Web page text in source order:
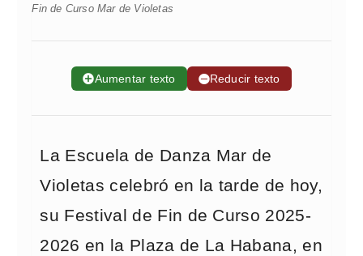
Fin de Curso Mar de Violetas
➕Aumentar texto ➖Reducir texto
La Escuela de Danza Mar de
Violetas celebró en la tarde de hoy,
su Festival de Fin de Curso 2025-
2026 en la Plaza de La Habana, en